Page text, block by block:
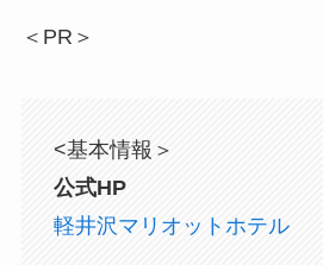
＜PR＞
<基本情報＞
公式HP
軽井沢マリオットホテル